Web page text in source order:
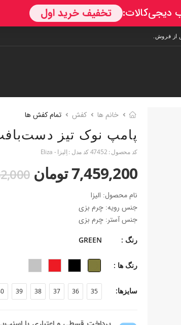
خانم ها کفش تمام کفش ها
پامپ نوک تیز
کد محصول : 47452کد مدل : اِلیزا - Eliza
7,459,200 تومان
نام محصول: الیزا
جنس رویه: چرم بزی
جنس آستر: چرم بزی
جنس پاشنه: ABS
فرم قالب: نوک تیز با پنجه متوسط
پاخور: سایزهمیشگی خود را انتخاب کنید.
رنگ : GREEN
رنگ ها :
سایزها: 35
36
37
38
39